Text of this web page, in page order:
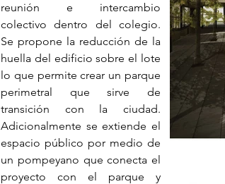
reunión e intercambio
colectivo dentro del colegio.
Se propone la reducción de la
huella del edificio sobre el lote
lo que permite crear un parque
perimetral que sirve de
transición con la ciudad.
Adicionalmente se extiende el
espacio público por medio de
un pompeyano que conecta el
proyecto con el parque y